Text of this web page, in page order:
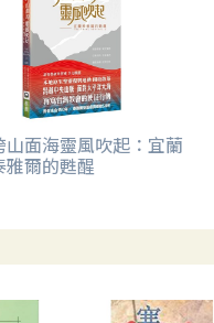
山面海靈風吹起：宜蘭
雅爾的甦醒